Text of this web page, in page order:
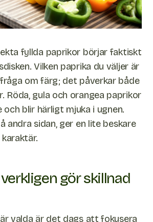
fyllda paprikor börjar faktiskt
Vilken paprika du väljer är
om färg; det påverkar både
Röda, gula och orangea paprikor
blir härligt mjuka i ugnen.
andra sidan, ger en lite beskare
gör skillnad
valda är det dags att fokusera